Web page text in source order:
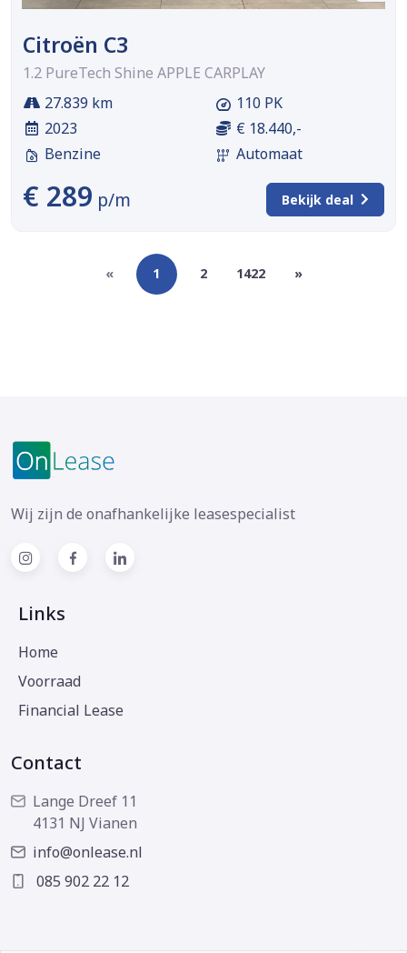
Citroën C3
1.2 PureTech Shine APPLE CARPLAY
27.839 km
2023
Benzine
110 PK
€ 18.440,-
Automaat
€ 289 p/m Bekijk deal
« 1 2 1422 »
Wij zijn de onafhankelijke leasespecialist
Links
Home
Voorraad
Financial Lease
Contact
Lange Dreef 11
4131 NJ Vianen
info@onlease.nl
085 902 22 12